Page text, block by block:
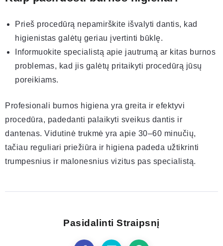
Prieš procedūrą nepamirškite išvalyti dantis, kad
higienistas galėtų geriau įvertinti būklę.
Informuokite specialistą apie jautrumą ar kitas burnos
problemas, kad jis galėtų pritaikyti procedūrą jūsų
poreikiams.
Profesionali burnos higiena yra greita ir efektyvi
procedūra, padedanti palaikyti sveikus dantis ir
dantenas. Vidutinė trukmė yra apie 30–60 minučių,
tačiau reguliari priežiūra ir higiena padeda užtikrinti
trumpesnius ir malonesnius vizitus pas specialistą.
Pasidalinti Straipsnį